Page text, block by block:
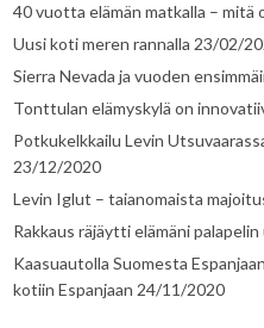
40 vuotta elämän matkalla – mitä
Uusi koti meren rannalla 23/02/
Sierra Nevada ja vuoden
Tonttulan elämyskylä on
Potkukelkkailu Levin
23/12/2020
Levin Iglut – taianomaista
Rakkaus räjäytti elämäni
Kaasuautolla Suomesta
kotiin Espanjaan 24/11/2020